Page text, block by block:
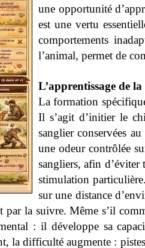
une opportunité
est une vertu
comportements
l’animal, permet de
L’apprentissage de
La formation
Il s’agit d’initier le
sanglier conservées
une odeur contrôlée
sangliers, afin
stimulation
sur une distance
la suivre. Même s’il
: il développe sa
la difficulté augmente :